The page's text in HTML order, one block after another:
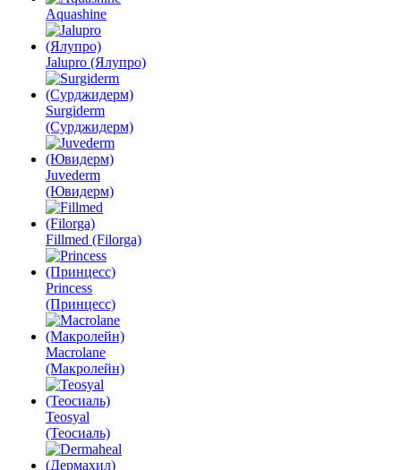
Aquashine
Jalupro (Ялупро)
Surgiderm
(Сурджидерм)
Juvederm
(Ювидерм)
Fillmed (Filorga)
Princess
(Принцесс)
Macrolane
(Макролейн)
Teosyal
(Теосиаль)